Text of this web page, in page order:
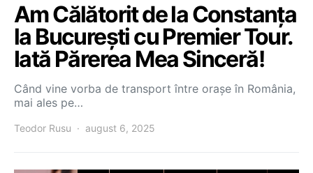
Am Călătorit de la Constanța
la București cu Premier Tour.
Iată Părerea Mea Sinceră!
Când vine vorba de transport între orașe în România,
mai ales pe…
Teodor Rusu august 6, 2025